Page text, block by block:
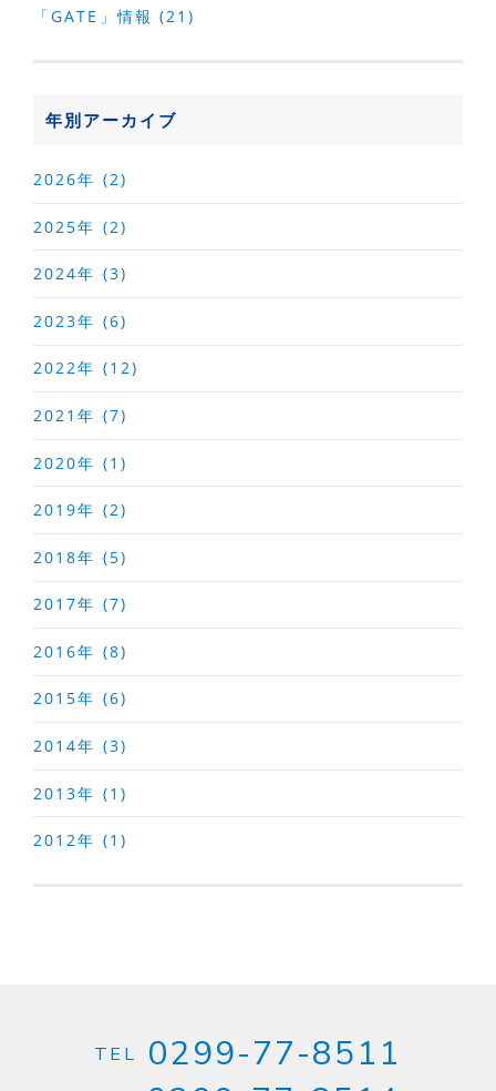
「GATE」情報 (21)
年別アーカイブ
2026年 (2)
2025年 (2)
2024年 (3)
2023年 (6)
2022年 (12)
2021年 (7)
2020年 (1)
2019年 (2)
2018年 (5)
2017年 (7)
2016年 (8)
2015年 (6)
2014年 (3)
2013年 (1)
2012年 (1)
TEL 0299-77-8511